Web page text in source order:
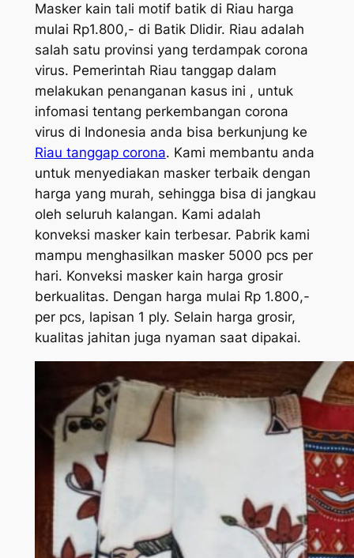
Masker kain tali motif batik di Riau harga
mulai Rp1.800,- di Batik Dlidir. Riau adalah
salah satu provinsi yang terdampak corona
virus. Pemerintah Riau tanggap dalam
melakukan penanganan kasus ini , untuk
infomasi tentang perkembangan corona
virus di Indonesia anda bisa berkunjung ke
Riau tanggap corona. Kami membantu anda
untuk menyediakan masker terbaik dengan
harga yang murah, sehingga bisa di jangkau
oleh seluruh kalangan. Kami adalah
konveksi masker kain terbesar. Pabrik kami
mampu menghasilkan masker 5000 pcs per
hari. Konveksi masker kain harga grosir
berkualitas. Dengan harga mulai Rp 1.800,-
per pcs, lapisan 1 ply. Selain harga grosir,
kualitas jahitan juga nyaman saat dipakai.